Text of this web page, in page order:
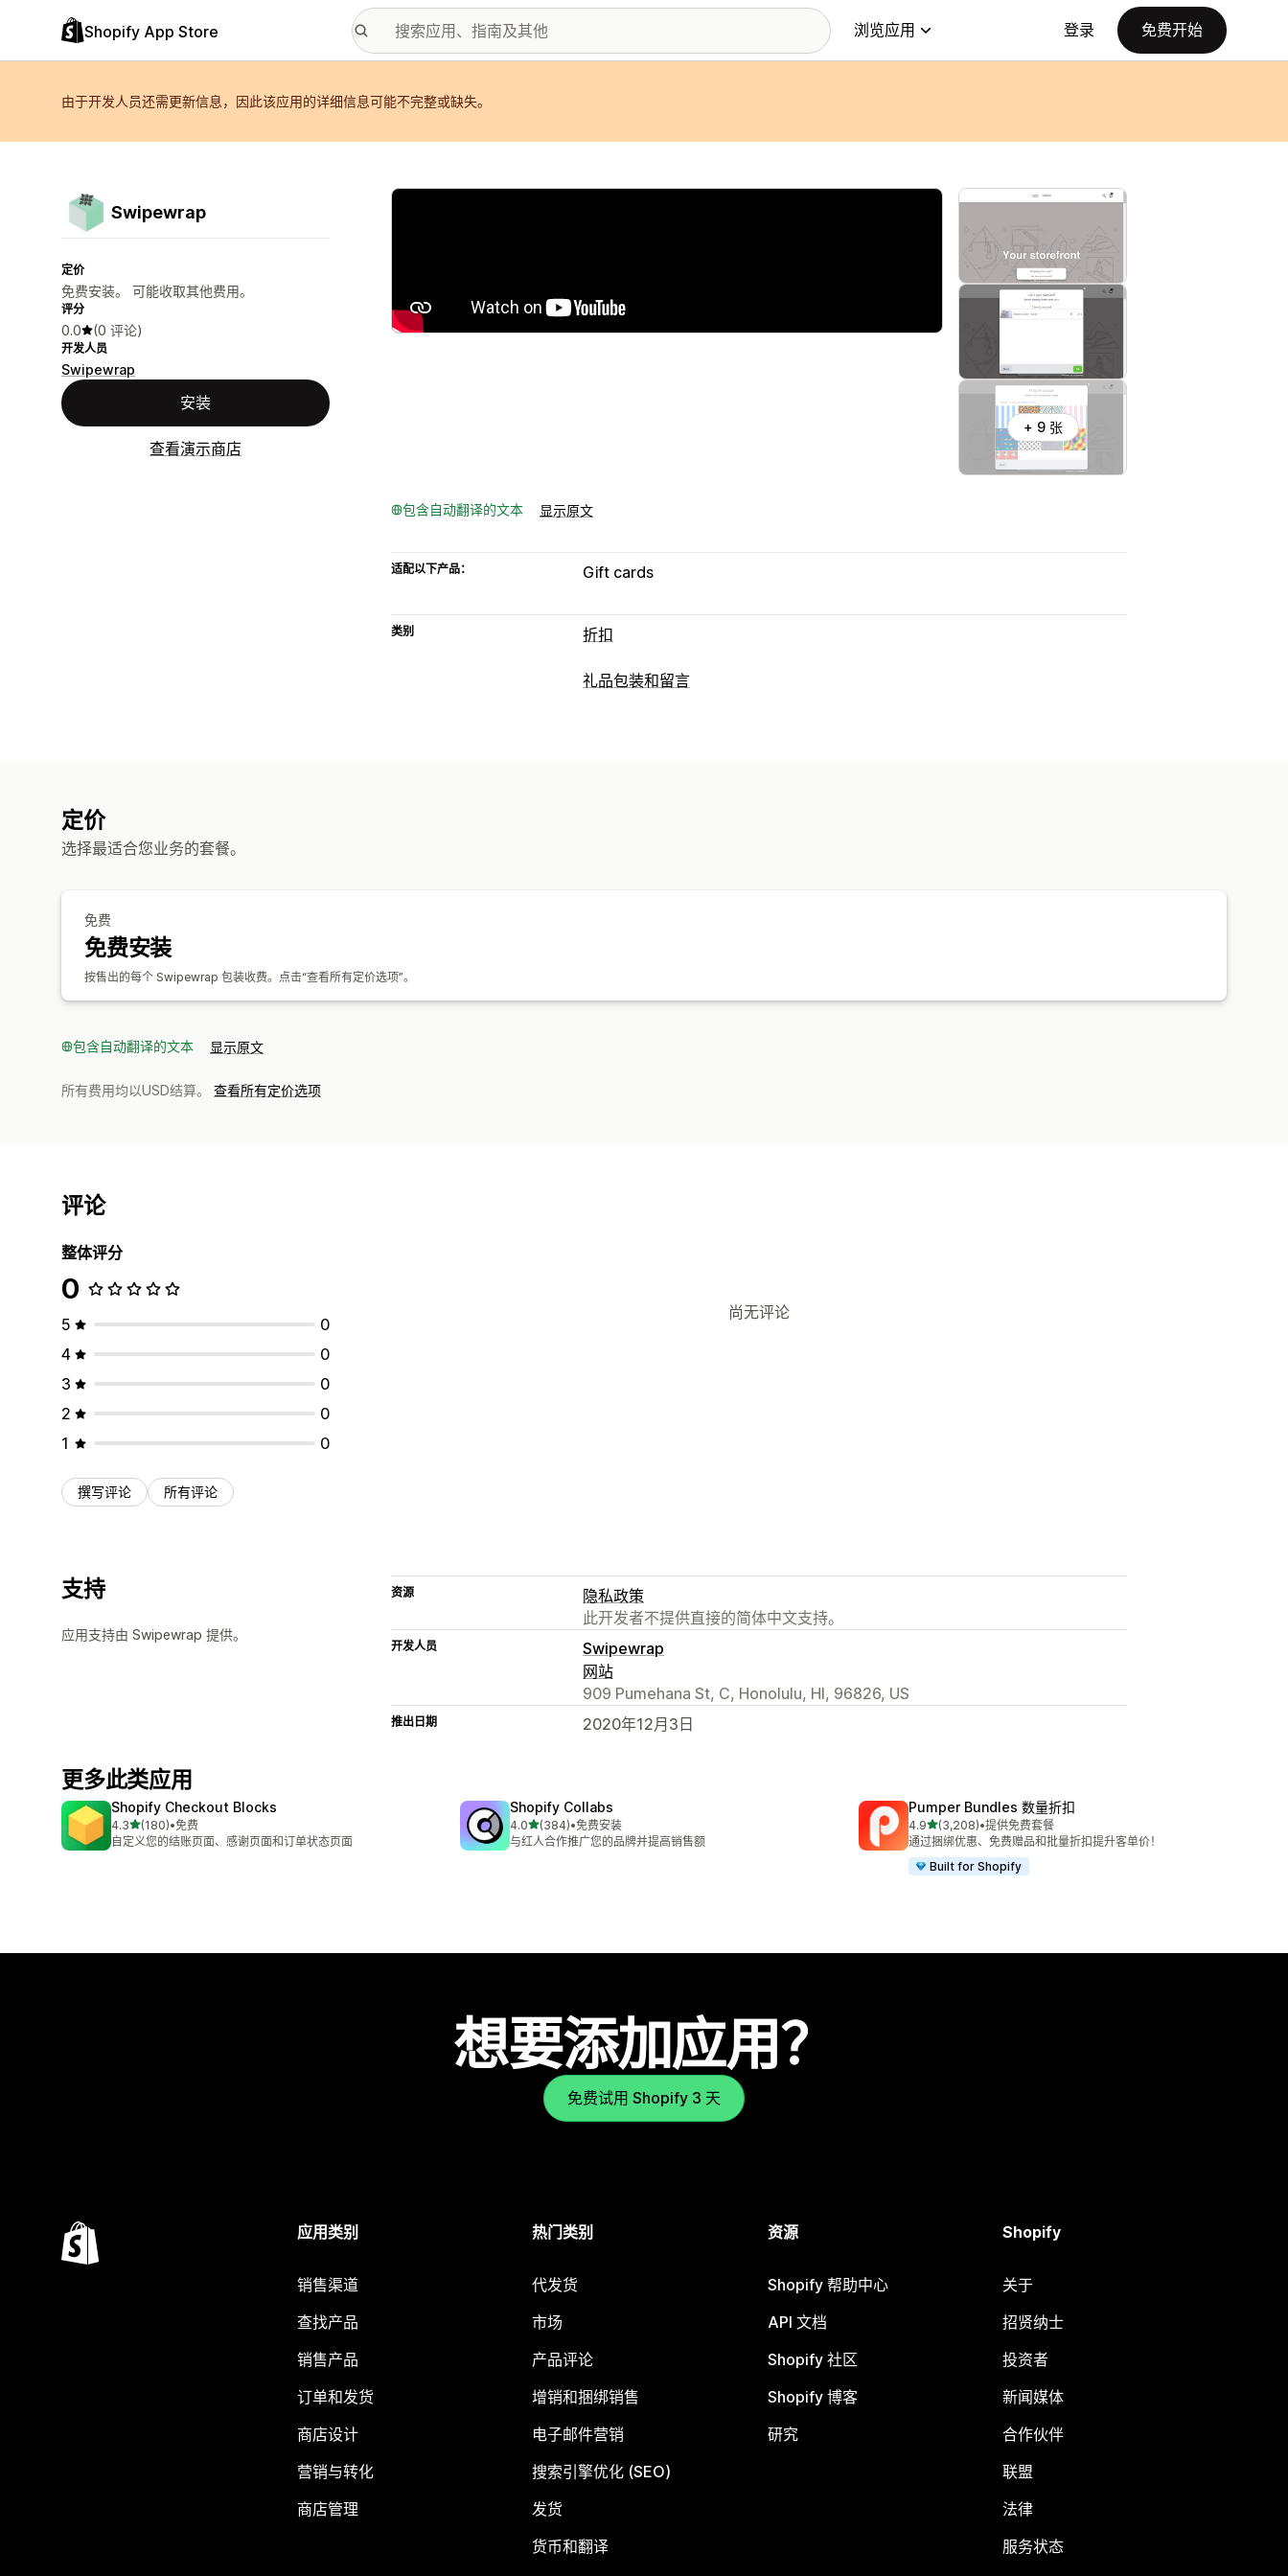
Shopify App Store 浏览应用 登录 免费开始
由于开发人员还需更新信息，因此该应用的详细信息可能不完整或缺失。
Swipewrap
定价
免费安装。 可能收取其他费用。
评分
0.0 (0 评论)
开发人员
Swipewrap
安装
查看演示商店
配图图库
+ 9 张
包含自动翻译的文本 显示原文
适配以下产品： Gift cards
类别 折扣
礼品包装和留言
定价
选择最适合您业务的套餐。
免费
免费安装
按售出的每个 Swipewrap 包装收费。点击“查看所有定价选项”。
包含自动翻译的文本 显示原文
所有费用均以USD结算。 查看所有定价选项
评论
整体评分
0
5
0
4
0
3
0
2
0
1
0
撰写评论 所有评论
尚无评论
支持
应用支持由 Swipewrap 提供。
资源
隐私政策
此开发者不提供直接的简体中文支持。
开发人员
Swipewrap
网站
909 Pumehana St, C, Honolulu, HI, 96826, US
推出日期 2020年12月3日
更多此类应用
Shopify Checkout Blocks
4.3星（满分 5 星）
(180)
总共 180 条评论
•免费
自定义您的结账页面、感谢页面和订单状态页面
Shopify Collabs
4.0星（满分 5 星）
(384)
总共 384 条评论
•免费安装
与红人合作推广您的品牌并提高销售额
Pumper Bundles 数量折扣
4.9星（满分 5 星）
(3,208)
总共 3208 条评论
•提供免费套餐
通过捆绑优惠、免费赠品和批量折扣提升客单价！
Built for Shopify
想要添加应用？
免费试用 Shopify 3 天
应用类别
销售渠道
查找产品
销售产品
订单和发货
商店设计
营销与转化
商店管理
热门类别
代发货
市场
产品评论
增销和捆绑销售
电子邮件营销
搜索引擎优化 (SEO)
发货
货币和翻译
资源
Shopify 帮助中心
API 文档
Shopify 社区
Shopify 博客
研究
Shopify
关于
招贤纳士
投资者
新闻媒体
合作伙伴
联盟
法律
服务状态